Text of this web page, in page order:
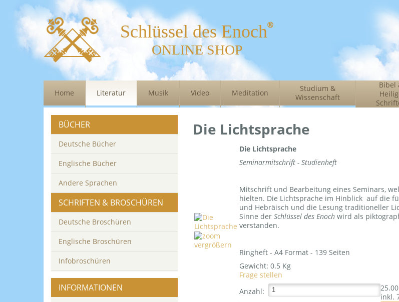
Schlüssel des Enoch
ONLINE SHOP
Home Literatur Musik Video Meditation
Studium &
Wissenschaft
Bibel
BÜCHER
Deutsche Bücher
Englische Bücher
Andere Sprachen
SCHRIFTEN & BROSCHÜREN
Deutsche Broschüren
Englische Broschüren
Infobroschüren
INFORMATIONEN
Die Lichtsprache
vergrößern
Die Lichtsprache
Seminarmitschrift - Studienheft
Mitschrift und Bearbeitung eines Seminars,
hielten. Die Lichtsprache im Hinblick auf die
und Hebräisch und die Lesung traditioneller
Sinne der Schlüssel des Enoch wird als
verstanden.
Ringheft - A4 Format - 139 Seiten
Gewicht: 0.5 Kg
Frage stellen
Anzahl:
inkl.